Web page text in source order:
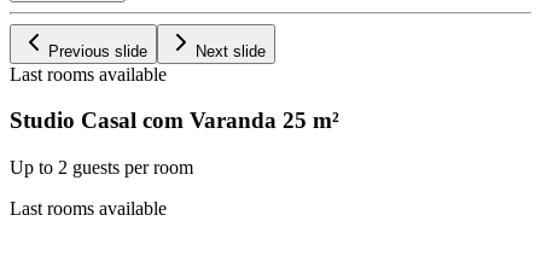
Previous slide Next slide
Last rooms available
Studio Casal com Varanda 25 m²
Up to 2 guests per room
Last rooms available